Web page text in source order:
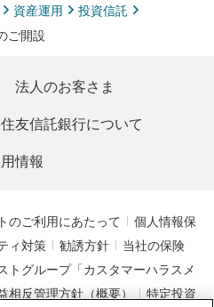
資産運用
投資信託
ご開設
法人のお客さま
友信託銀行について
情報
のご利用にあたって
個人情報保
ィ対策 勧誘方針
当社の保険
トグループ「カスタマーハラスメ
相反管理方針（概要）
特定投資